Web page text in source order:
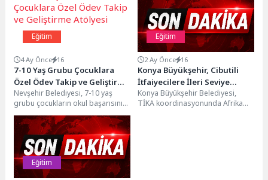
Eğitim
4 Ay Önce 16
7-10 Yaş Grubu Çocuklara
Özel Ödev Takip ve Geliştirme
Atölyesi
Nevşehir Belediyesi, 7-10 yaş
grubu çocukların okul başarısını
desteklemek ve öğrenme
alışkanlıklarını güçlendirmek
amacıyla Ödev...
Eğitim
2 Ay Önce 16
Konya Büyükşehir, Cibutili
İtfaiyecilere İleri Seviye
İtfaiye Eğitimi Verdi
Konya Büyükşehir Belediyesi,
TİKA koordinasyonunda Afrika
Eğitim